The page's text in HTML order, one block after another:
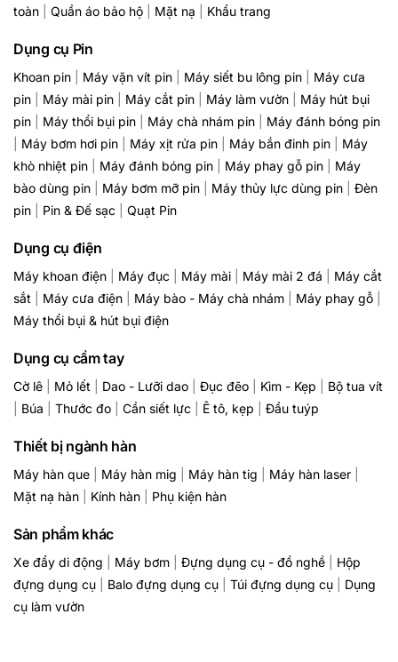
toàn
Quần áo bảo hộ Mặt nạ Khẩu trang
Dụng cụ Pin
Khoan pin Máy vặn vít pin Máy siết bu lông pin
Máy cưa
pin
Máy mài pin Máy cắt pin Máy làm vườn
Máy hút bụi
pin
Máy thổi bụi pin Máy chà nhám pin
Máy đánh bóng pin
Máy bơm hơi pin Máy xịt rửa pin Máy bắn đinh pin
Máy
khò nhiệt pin
Máy đánh bóng pin Máy phay gỗ pin
Máy
bào dùng pin
Máy bơm mỡ pin Máy thủy lực dùng pin
Đèn
pin
Pin & Đế sạc Quạt Pin
Dụng cụ điện
Máy khoan điện Máy đục Máy mài Máy mài 2 đá
Máy cắt
sắt
Máy cưa điện Máy bào - Máy chà nhám Máy phay gỗ
Máy thổi bụi & hút bụi điện
Dụng cụ cầm tay
Cờ lê Mỏ lết Dao - Lưỡi dao Đục đẽo Kìm - Kẹp
Bộ tua vít
Búa Thước đo Cần siết lực Ê tô, kẹp Đầu tuýp
Thiết bị ngành hàn
Máy hàn que Máy hàn mig Máy hàn tig Máy hàn laser
Mặt nạ hàn
Kính hàn Phụ kiện hàn
Sản phẩm khác
Xe đẩy di động Máy bơm Đựng dụng cụ - đồ nghề
Hộp
đựng dụng cụ
Balo đựng dụng cụ Túi đựng dụng cụ
Dụng
cụ làm vườn